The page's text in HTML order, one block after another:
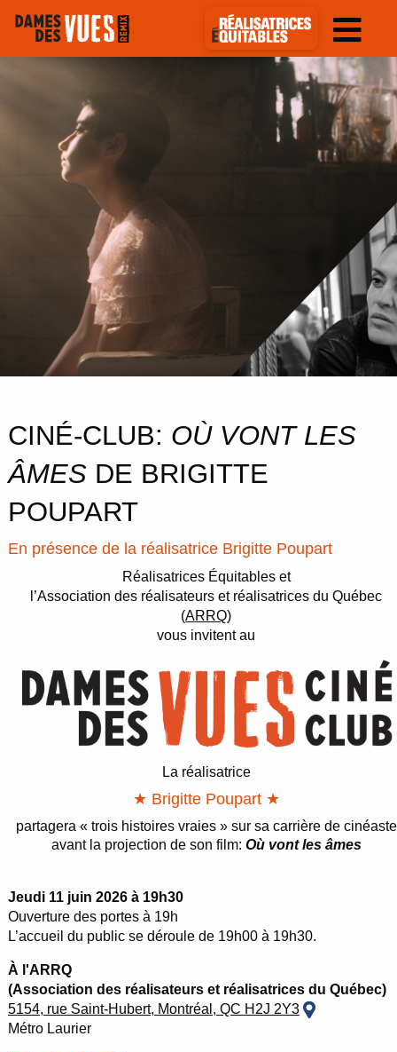
CINÉ-CLUB: OÙ VONT LES
ÂMESDE BRIGITTE
POUPART
En présence de la réalisatrice Brigitte Poupart
Réalisatrices Équitables et
l’Association des réalisateurs et réalisatrices du Québec
(ARRQ)
vous invitent au
La réalisatrice
★ Brigitte Poupart ★
partagera « trois histoires vraies » sur sa carrière de cinéaste
avant la projection de son film: Où vont les âmes
Jeudi 11 juin 2026 à 19h30
Ouverture des portes à 19h
L’accueil du public se déroule de 19h00 à 19h30.
À l'ARRQ
(Association des réalisateurs et réalisatrices du Québec)
5154, rue Saint-Hubert, Montréal, QC H2J 2Y3
Métro Laurier